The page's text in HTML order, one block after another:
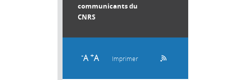
communicants du
CNRS
-A +A Imprimer